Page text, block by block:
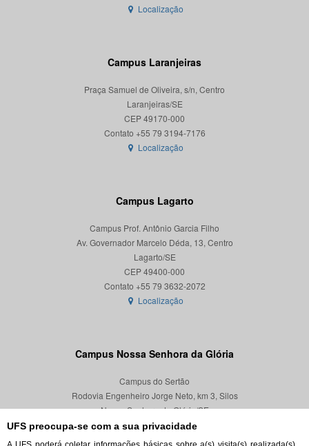
UFS preocupa-se com a sua privacidade
Localização
Campus Laranjeiras
Praça Samuel de Oliveira, s/n, Centro
Laranjeiras/SE
CEP 49170-000
Localização
Campus Lagarto
Campus Prof. Antônio Garcia Filho
Av. Governador Marcelo Déda, 13, Centro
Lagarto/SE
CEP 49400-000
Localização
Campus Nossa Senhora da Glória
Campus do Sertão
Rodovia Engenheiro Jorge Neto, km 3, Silos
Nossa Senhora da Glória/SE
CEP 49680-000